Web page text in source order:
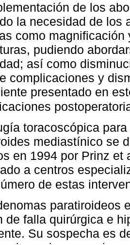
de los
la necesidad de los
como
pudiendo
así como
complicaciones y
presentado en
toracoscópica
mediastínico se
en 1994 por Prinz et
a centros
de estas
paratiroideos
de falla quirúrgica e
Su sospecha es